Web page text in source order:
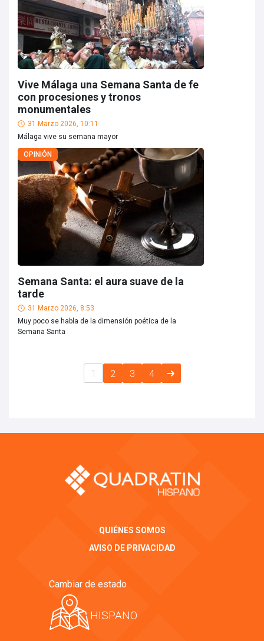
Vive Málaga una Semana Santa de fe
con procesiones y tronos
monumentales
31 Marzo 2026, 10:11
Málaga vive su semana mayor
OPINIÓN
Semana Santa: el aura suave de la
tarde
31 Marzo 2026, 8:53
Muy poco se habla de la dimensión poética de la
Semana Santa
1 2 3 4
QUIÉNES SOMOS
AVISO DE PRIVACIDAD
Cambiar de estado
HISPANO